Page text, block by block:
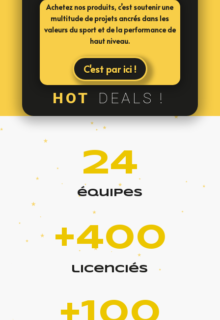
Achetez nos produits, c’est soutenir une
multitude de projets ancrés dans les
valeurs du sport et de la performance de
haut niveau.
C'est par ici !
HOT DEALS !
24
équipes
+400
licenciés